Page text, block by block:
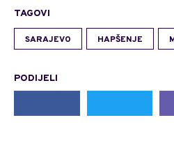
TAGOVI
SARAJEVO HAPŠENJE
PODIJELI